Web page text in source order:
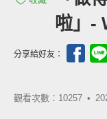
啦」-
分享給好友：
觀看次數：10257 •